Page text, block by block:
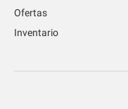
Ofertas
Inventario